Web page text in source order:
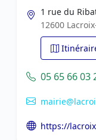
1 rue du
12600
05 65 66 03
https://